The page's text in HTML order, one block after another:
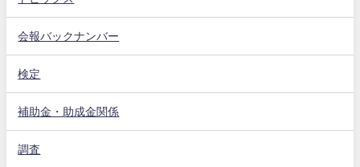
会報バックナンバー
検定
補助金・助成金関係
調査